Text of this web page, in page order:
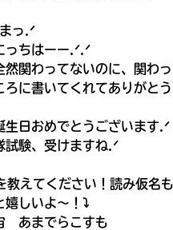
っ.ᐟ
っちはーー.ᐟ.ᐟ
然関わってないのに、関わ
ろに書いてくれてありがと
生日おめでとうございます.ᐟ
試験、受けますね.ᐟ
教えてください！読み仮名
嬉しいよ〜！⤵︎
あまでらこすも